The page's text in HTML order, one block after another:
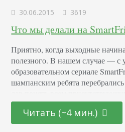
30.06.2015 3619
Что мы делали на
Приятно, когда выходные
полезного. В нашем случае — с
образовательном сериале
шампанским ребята
дав понять всем
серьезное дело, совсем не для
сюжет второй серии
каждого была своя роль, которая
Читать (~4 мин.)